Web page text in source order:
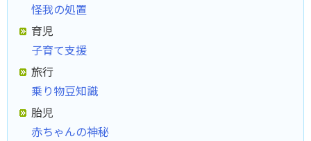
怪我の処置
育児
子育て支援
旅行
乗り物豆知識
胎児
赤ちゃんの神秘